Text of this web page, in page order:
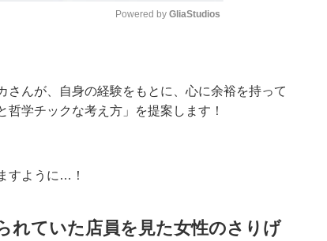
Powered by GliaStudios
さんが、自身の経験をもとに、心に余裕を持って
学チックな考え方」を提案します！
すように…！
れていた店員を見た女性のさりげ